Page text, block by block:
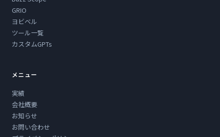
GRIO
ヨビベル
ツール一覧
カスタムGPTs
メニュー
実績
会社概要
お知らせ
お問い合わせ